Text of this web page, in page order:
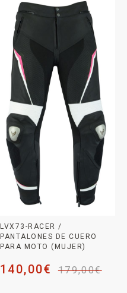
LVX73-RACER /
PANTALONES DE CUERO
PARA MOTO (MUJER)
179,00€
140,00€